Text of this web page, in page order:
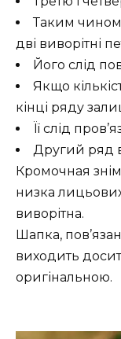
Таким
дві виворітні
Його слід
Якщо
кінці ряду
Її слід
Другий ряд
Кромочная
низка
виворітна.
Шапка,
виходить
оригінальною.